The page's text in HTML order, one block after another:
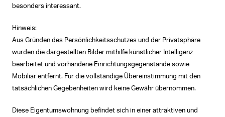
besonders interessant.
Hinweis:
Aus Gründen des Persönlichkeitsschutzes und der Privatsphäre
wurden die dargestellten Bilder mithilfe künstlicher Intelligenz
bearbeitet und vorhandene Einrichtungsgegenstände sowie
Mobiliar entfernt. Für die vollständige Übereinstimmung mit den
tatsächlichen Gegebenheiten wird keine Gewähr übernommen.
Diese Eigentumswohnung befindet sich in einer attraktiven und